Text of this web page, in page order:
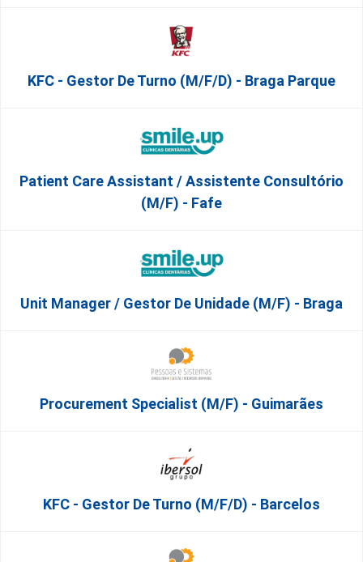
KFC - Gestor De Turno (m/f/d) - Braga Parque
Patient Care Assistant / Assistente Consultório
(M/F) - Fafe
Unit Manager / Gestor De Unidade (M/F) - Braga
Procurement Specialist (m/f) - Guimarães
KFC - Gestor De Turno (m/f/d) - Barcelos